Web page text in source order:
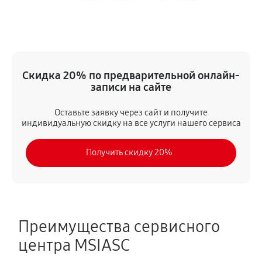
Скидка 20% по предварительной онлайн-
записи на сайте
Оставьте заявку через сайт и получите
индивидуальную скидку на все услуги нашего сервиса
Получить скидку 20%
Преимущества сервисного
центра MSIASC